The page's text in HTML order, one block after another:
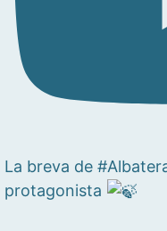
La breva de
protagonista